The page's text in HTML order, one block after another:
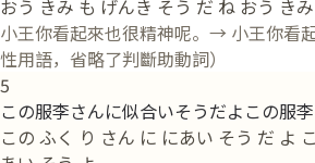
おう きみ も げんき そう だ ね おう き
小王你看起來也很精神呢。→ 小王你看
性用語，省略了判斷助動詞）
5
この服李さんに似合いそうだよこの服
この ふく り さん に にあい そう だ よ